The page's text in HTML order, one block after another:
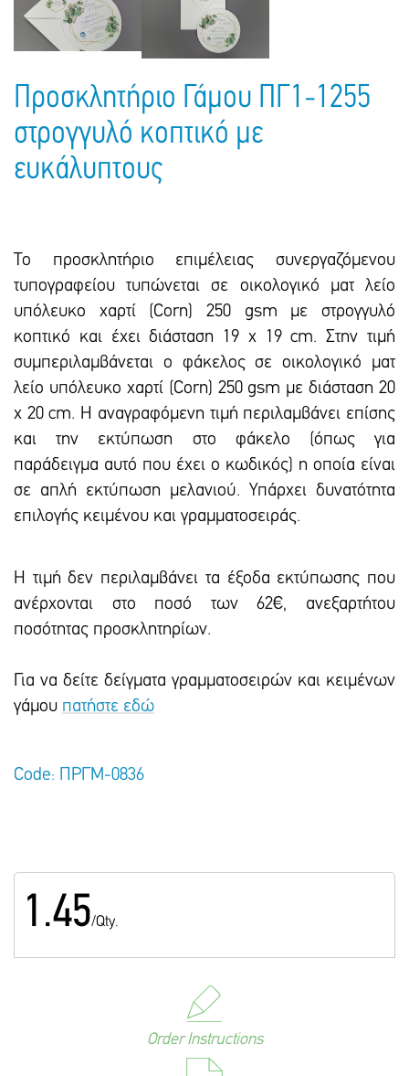
Πακέτα Δώρων
Σακούλες
Τσάντες - Ποδιές - Ομπρέλες
Βιβλία
Παιδικά Είδη
Ημερολόγια - Ατζέντες
Είδη Γραφείου
Τετράδια - Φάκελοι
Μπλοκ Ζωγραφικής
Προσκλητήριο Γάμου ΠΓ1-1255
στρογγυλό κοπτικό με
ευκάλυπτους
Το προσκλητήριο επιμέλειας συνεργαζόμενου
τυπογραφείου τυπώνεται σε οικολογικό ματ λείο
υπόλευκο χαρτί (Corn) 250 gsm με στρογγυλό
κοπτικό και έxει διάσταση 19 x 19 cm. Στην τιμή
συμπεριλαμβάνεται ο φάκελος σε οικολογικό ματ
λείο υπόλευκο χαρτί (Corn) 250 gsm με διάσταση 20
x 20 cm. Η αναγραφόμενη τιμή περιλαμβάνει επίσης
και την εκτύπωση στο φάκελο (όπως για
παράδειγμα αυτό που έχει ο κωδικός) η οποία είναι
σε απλή εκτύπωση μελανιού. Υπάρxει δυνατότητα
επιλογής κειμένου και γραμματοσειράς.
Η τιμή δεν περιλαμβάνει τα έξοδα εκτύπωσης που
ανέρχονται στο ποσό των 62€, ανεξαρτήτου
ποσότητας προσκλητηρίων.
Για να δείτε δείγματα γραμματοσειρών και κειμένων
γάμου πατήστε εδώ
Code: ΠΡΓΜ-0836
1.45/Qty.
Order Instructions